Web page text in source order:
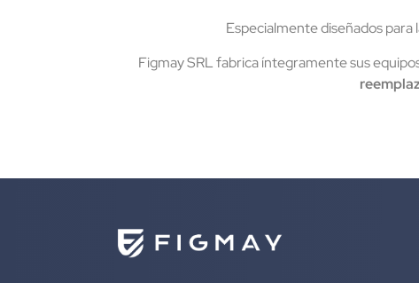
Especialmente diseñados para
Figmay SRL fabrica íntegramente sus